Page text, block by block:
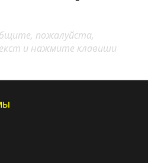
пожалуйста,
и нажмите клавиши